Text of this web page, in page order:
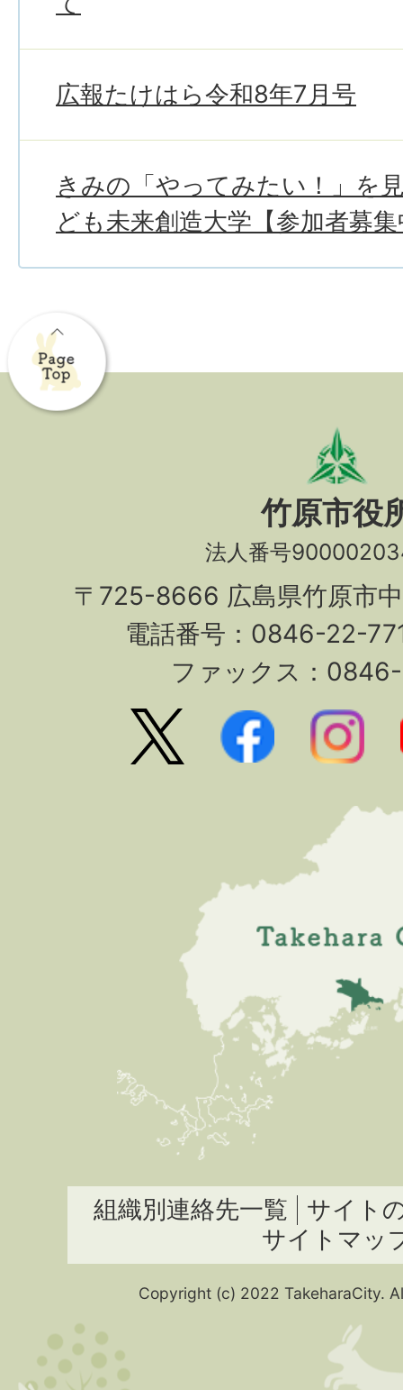
広報たけはら令和8年7月号
きみの「やってみたい！」を
ども未来創造大学【参加者募
竹原市役
法人番号
〒725-8666 広島県竹原市
電話番号：0846-22-
ファックス：
組織別連絡先一覧
サイト
サイトマッ
Copyright (c) 2022 TakeharaCity.